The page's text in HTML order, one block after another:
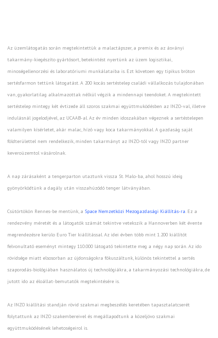
Az üzemlátogatás során megtekintettük a malactápszer, a premix és az ásványi
takarmány-kiegészíto gyártósort, betekintést nyertünk az üzem logisztikai,
minoségellenorzési és laboratóriumi munkálataiba is. Ezt követoen egy tipikus bröton
sertésfarmon tettünk látogatást. A 200 kocás sertéstelep családi vállalkozás tulajdonában
van, gyakorlatilag alkalmazottak nélkül végzik a mindennapi teendoket. A megtekintett
sertéstelep mintegy két évtizede áll szoros szakmai együttmuködésben az INZO-val, illetve
indulásnál jogelodjével, az UCAAB-al. Az év minden idoszakában végeznek a sertéstelepen
valamilyen kísérletet, akár malac, hízó vagy koca takarmányokkal. A gazdaság saját
földterülettel nem rendelkezik, minden takarmányt az INZO-tól vagy INZO partner
keveroüzemtol vásárolnak.
A nap zárásaként a tengerparton utaztunk vissza St. Malo-ba, ahol hosszú ideig
gyönyörködtünk a dagály után visszahúzódó tenger látványában.
Csütörtökön Rennes-be mentünk, a Space Nemzetközi Mezogazdasági Kiállítás-ra. Ez a
rendezvény méretét és a látogatók számát tekintve vetekszik a Hannoverben két évente
megrendezésre kerülo Euro Tier kiállítással. Az idei évben több mint 1.200 kiállítót
felvonultató eseményt mintegy 110.000 látogató tekintette meg a négy nap során. Az ido
rövidsége miatt elsosorban az újdonságokra fókuszáltunk, különös tekintettel a sertés
szaporodás-biológiában használatos új technológiákra, a takarmányozási technológiákra, de
jutott ido az éloállat-bemutatók megtekintésére is.
Az INZO kiállítási standján rövid szakmai megbeszélés keretében tapasztalatcserét
folytattunk az INZO szakembereivel és megállapodtunk a közeljövo szakmai
együttmuködésének lehetoségeirol is.